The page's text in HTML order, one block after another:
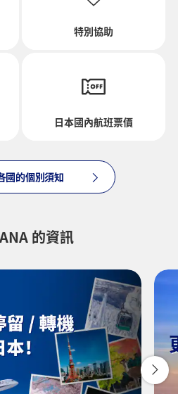
特別協助
日本國內航班票價
國的個別須知
的資訊